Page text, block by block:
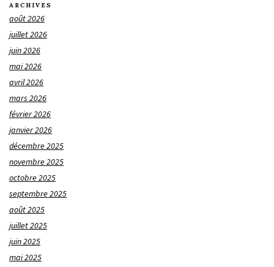
ARCHIVES
août 2026
juillet 2026
juin 2026
mai 2026
avril 2026
mars 2026
février 2026
janvier 2026
décembre 2025
novembre 2025
octobre 2025
septembre 2025
août 2025
juillet 2025
juin 2025
mai 2025